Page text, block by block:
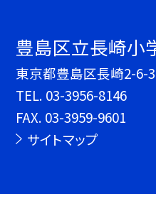
豊島区立長崎小
東京都豊島区長崎2-6-3
TEL. 03-3956-8146
FAX. 03-3959-9601
サイトマップ